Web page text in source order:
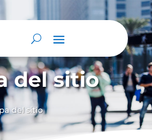
del sitio
del sitio